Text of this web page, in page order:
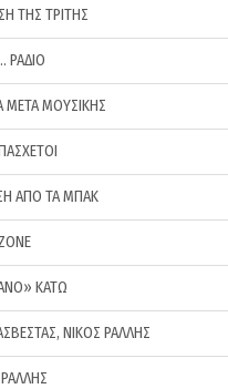
ΤΗΣ ΤΡΙΤΗΣ
ΡΑΔΙΟ
ΜΕΤΑ ΜΟΥΣΙΚΗΣ
ΑΠΟ ΤΑ ΜΠΑΚ
ΚΑΤΩ
ΝΙΚΟΣ ΡΑΛΛΗΣ